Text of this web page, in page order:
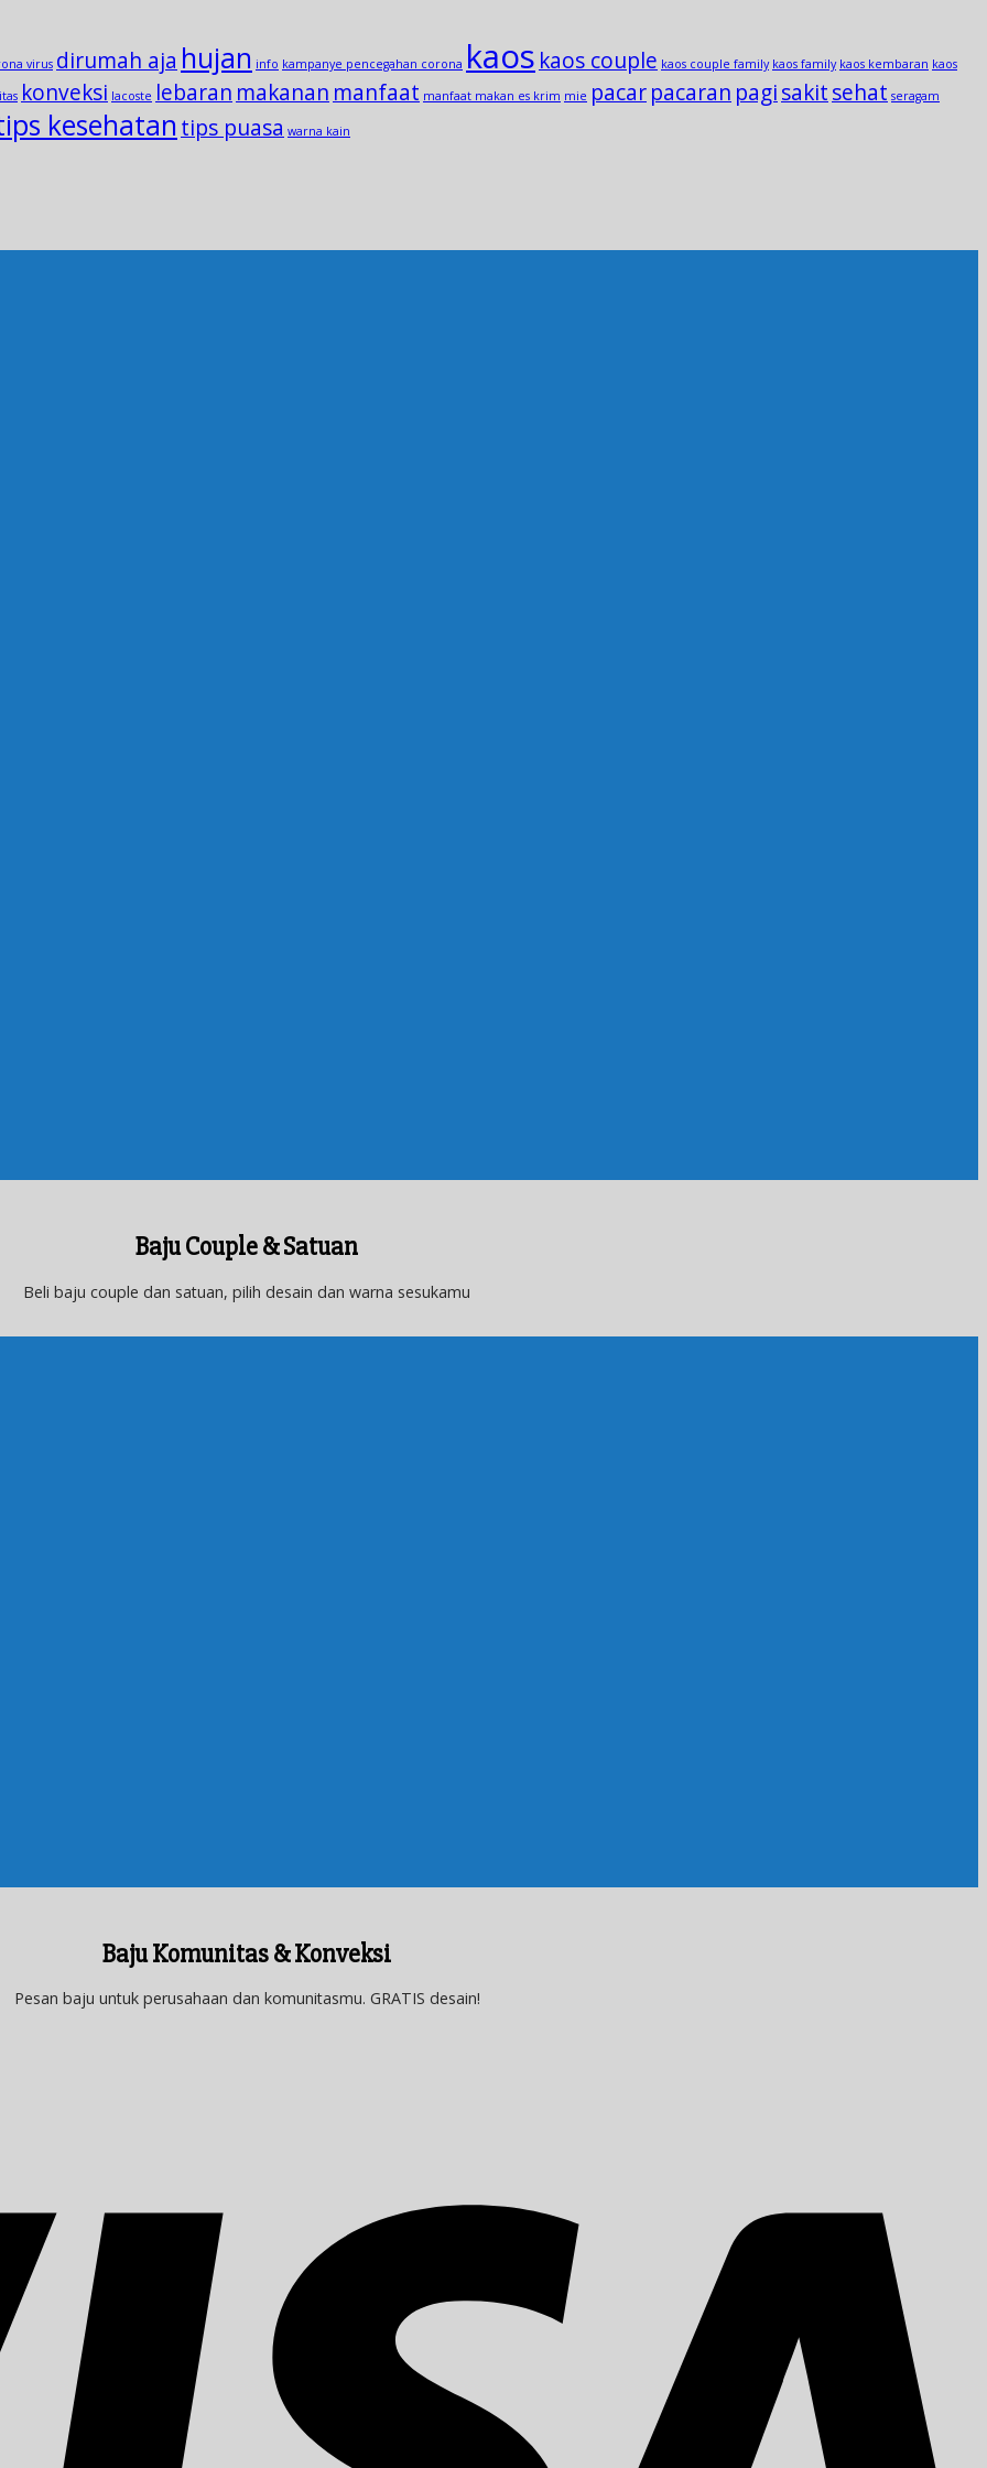
virus dirumah aja hujan info kampanye pencegahan corona kaos kaos couple kaos couple family kaos family kaos kembaran kaos
konveksi lacoste lebaran makanan manfaat manfaat makan es krim mie pacarpacaran pagisakitsehat seragam
kesehatan tips puasa warna kain
Baju Couple & Satuan
Beli baju couple dan satuan, pilih desain dan warna sesukamu
Baju Komunitas & Konveksi
Pesan baju untuk perusahaan dan komunitasmu. GRATIS desain!